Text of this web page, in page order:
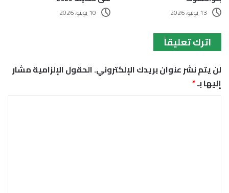
13 يونيو، 2026 10 يونيو، 2026
اترك تعليقاً
لن يتم نشر عنوان بريدك الإلكتروني.الحقول الإلزامية مشار
إليها بـ*